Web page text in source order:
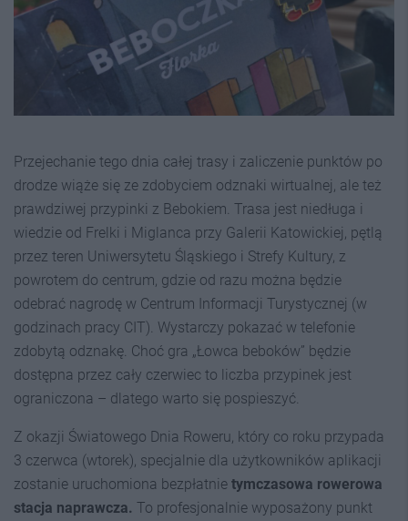
Przejechanie tego dnia całej trasy i zaliczenie punktów po
drodze wiąże się ze zdobyciem odznaki wirtualnej, ale też
prawdziwej przypinki z Bebokiem. Trasa jest niedługa i
wiedzie od Frelki i Miglanca przy Galerii Katowickiej, pętlą
przez teren Uniwersytetu Śląskiego i Strefy Kultury, z
powrotem do centrum, gdzie od razu można będzie
odebrać nagrodę w Centrum Informacji Turystycznej (w
godzinach pracy CIT). Wystarczy pokazać w telefonie
zdobytą odznakę. Choć gra „Łowca beboków” będzie
dostępna przez cały czerwiec to liczba przypinek jest
ograniczona – dlatego warto się pospieszyć.
Z okazji Światowego Dnia Roweru, który co roku przypada
3 czerwca (wtorek), specjalnie dla użytkowników aplikacji
zostanie uruchomiona bezpłatnie tymczasowa rowerowa
stacja naprawcza. To profesjonalnie wyposażony punkt